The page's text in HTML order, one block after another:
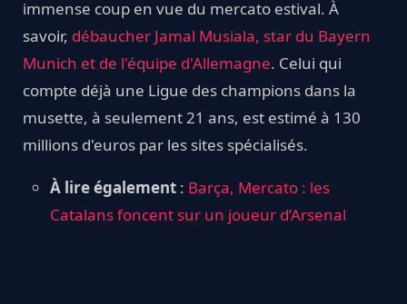
immense coup en vue du mercato estival. À
savoir, débaucher Jamal Musiala, star du Bayern
Munich et de l'équipe d'Allemagne. Celui qui
compte déjà une Ligue des champions dans la
musette, à seulement 21 ans, est estimé à 130
millions d'euros par les sites spécialisés.
À lire également : Barça, Mercato : les
Catalans foncent sur un joueur d’Arsenal